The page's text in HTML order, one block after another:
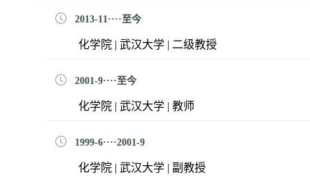
2013-11····至今
化学院 | 武汉大学 | 二级教授
2001-9····至今
化学院 | 武汉大学 | 教师
1999-6····2001-9
化学院 | 武汉大学 | 副教授